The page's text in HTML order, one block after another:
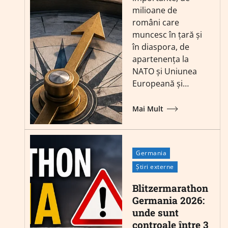
milioane de
români care
muncesc în țară și
în diaspora, de
apartenența la
NATO și Uniunea
Europeană și…
Mai Mult
Germania
Știri externe
Blitzermarathon
Germania 2026:
unde sunt
controale între 3